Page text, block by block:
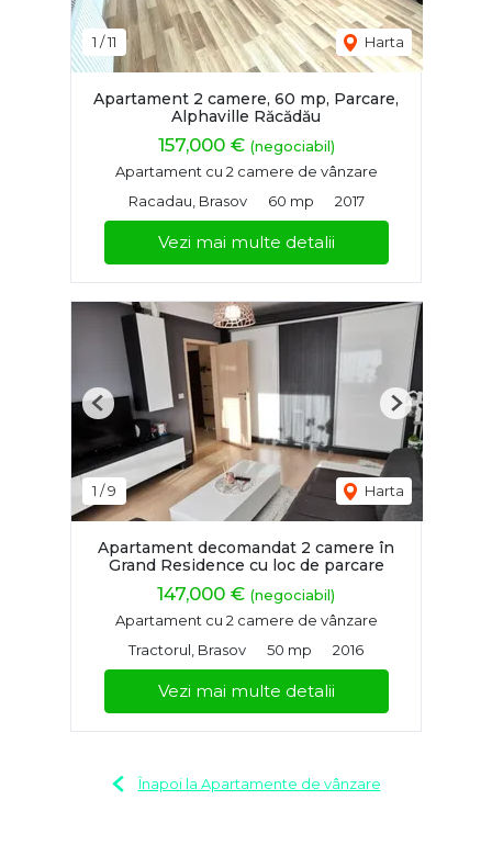
1 /11 Harta
Apartament 2 camere, 60 mp, Parcare,
Alphaville Răcădău
157,000 € (negociabil)
Apartament cu 2 camere de vânzare
Racadau, Brasov
60 mp 2017
Vezi mai multe detalii
1 /9 Harta
Previous Next
Apartament decomandat 2 camere în
Grand Residence cu loc de parcare
147,000 € (negociabil)
Apartament cu 2 camere de vânzare
Tractorul, Brasov
50 mp 2016
Vezi mai multe detalii
Înapoi la Apartamente de vânzare